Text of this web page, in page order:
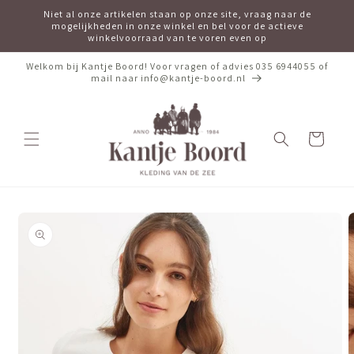
naar de
content
Niet al onze artikelen staan op onze site, vraag naar de
mogelijkheden in onze winkel en bel voor de actieve
winkelvoorraad van te voren even op
Welkom bij Kantje Boord! Voor vragen of advies 035 6944055 of
mail naar info@kantje-boord.nl
Winkelwagen